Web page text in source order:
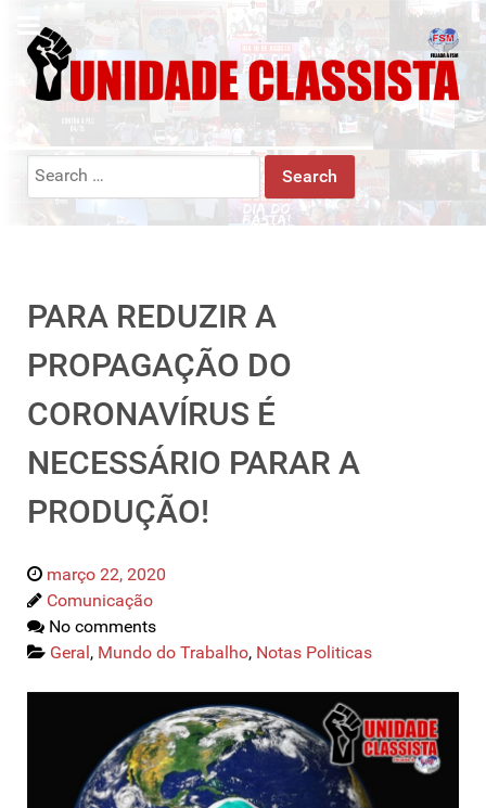
Search
PARA REDUZIR A
PROPAGAÇÃO DO
CORONAVÍRUS É
NECESSÁRIO PARAR A
PRODUÇÃO!
março 22, 2020
Comunicação
No comments
Geral, Mundo do Trabalho, Notas Politicas